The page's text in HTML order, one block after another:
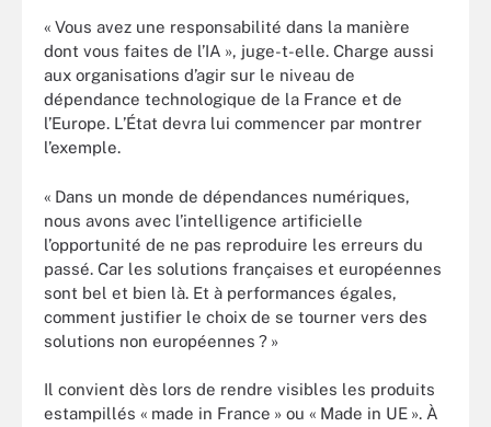
« Vous avez une responsabilité dans la manière
dont vous faites de l’IA », juge-t-elle. Charge aussi
aux organisations d’agir sur le niveau de
dépendance technologique de la France et de
l’Europe. L’État devra lui commencer par montrer
l’exemple.
« Dans un monde de dépendances numériques,
nous avons avec l’intelligence artificielle
l’opportunité de ne pas reproduire les erreurs du
passé. Car les solutions françaises et européennes
sont bel et bien là. Et à performances égales,
comment justifier le choix de se tourner vers des
solutions non européennes ? »
Il convient dès lors de rendre visibles les produits
estampillés « made in France » ou « Made in UE ». À